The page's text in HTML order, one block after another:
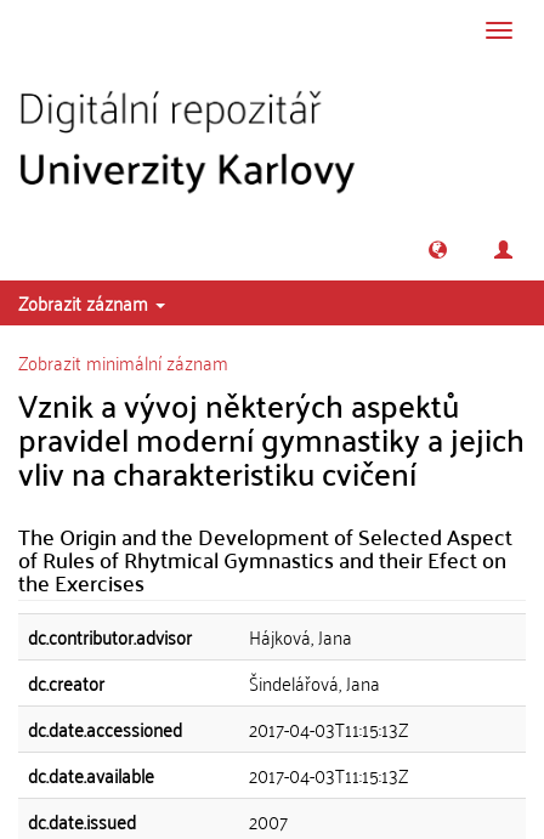
Zobrazit záznam
Zobrazit minimální záznam
Vznik a vývoj některých aspektů
pravidel moderní gymnastiky a jejich
vliv na charakteristiku cvičení
The Origin and the Development of Selected Aspect
of Rules of Rhytmical Gymnastics and their Efect on
the Exercises
dc.contributor.advisor
Hájková, Jana
dc.creator
Šindelářová, Jana
dc.date.accessioned
2017-04-03T11:15:13Z
dc.date.available
2017-04-03T11:15:13Z
dc.date.issued
2007